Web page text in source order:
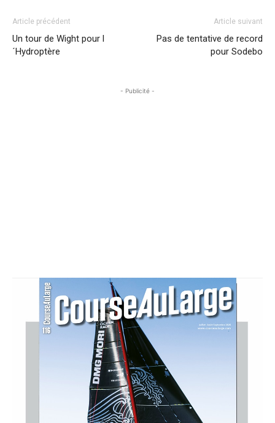
Article précédent
Un tour de Wight pour l
´Hydroptère
Article suivant
Pas de tentative de record
pour Sodebo
- Publicité -